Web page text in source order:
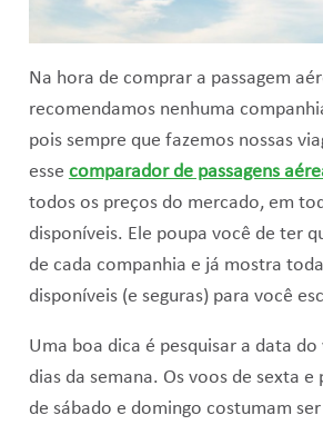
Na hora de comprar a passagem
recomendamos nenhuma
pois sempre que fazemos nossas
esse comparador de passagens
todos os preços do mercado, em
disponíveis. Ele poupa você de ter
de cada companhia e já mostra
disponíveis (e seguras) para você
Uma boa dica é pesquisar a data
dias da semana. Os voos de sexta
de sábado e domingo costumam